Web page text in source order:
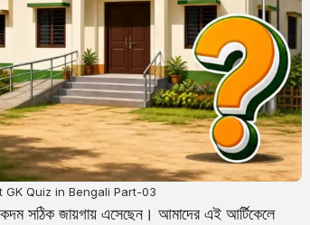
GK Quiz in Bengali Part-03
সঠিক জায়গায় এসেছেন। আমাদের এই আর্টিকেলে